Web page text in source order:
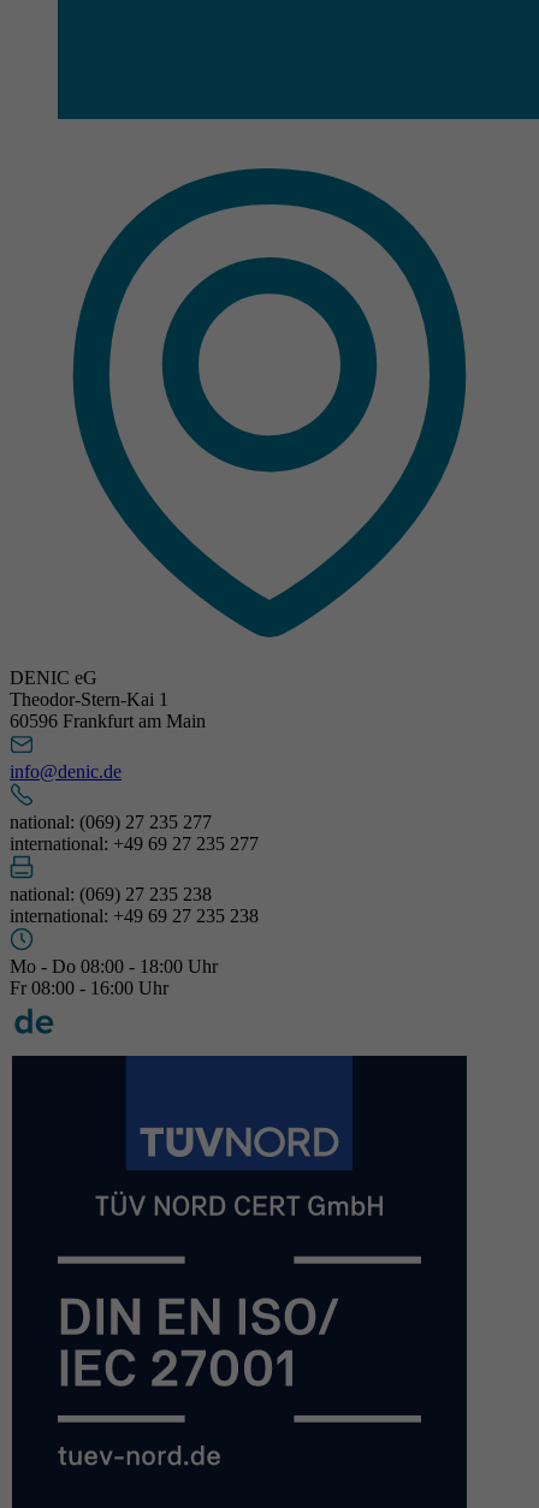
DENIC eG
Theodor-Stern-Kai 1
60596 Frankfurt am Main
info@denic.de
national: (069) 27 235 277
international: +49 69 27 235 277
national: (069) 27 235 238
international: +49 69 27 235 238
Mo - Do 08:00 - 18:00 Uhr
Fr 08:00 - 16:00 Uhr